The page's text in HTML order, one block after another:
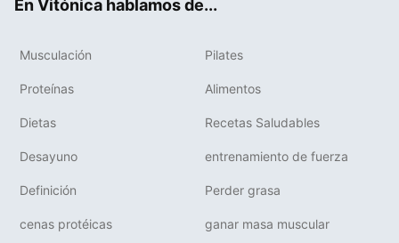
En Vitónica hablamos de...
Musculación Pilates
Proteínas Alimentos
Dietas Recetas Saludables
Desayuno entrenamiento de fuerza
Definición Perder grasa
cenas protéicas ganar masa muscular